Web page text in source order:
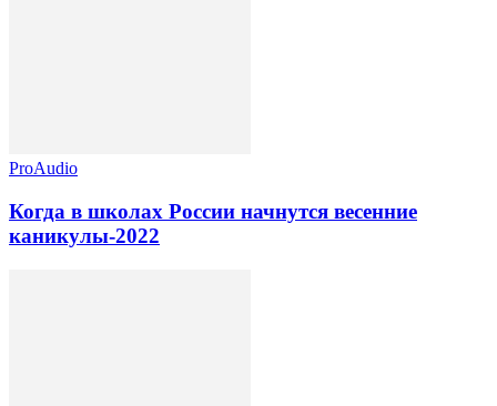
ProAudio
Когда в школах России начнутся весенние
каникулы-2022